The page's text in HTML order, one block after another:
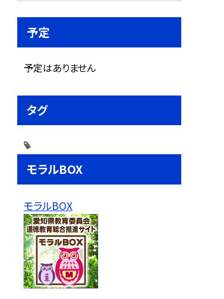
予定
予定はありません
タグ
モラルBOX
モラルBOX